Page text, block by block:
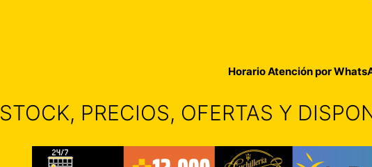
Horario Atención por
STOCK, PRECIOS, OFERTAS Y